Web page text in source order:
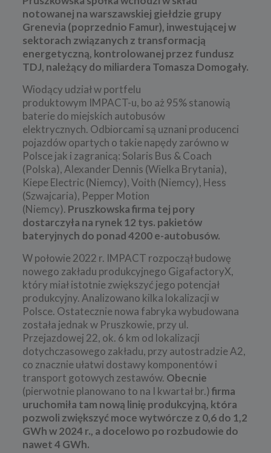
notowanej na warszawskiej giełdzie grupy
Grenevia (poprzednio Famur), inwestującej w
sektorach związanych z transformacją
energetyczną, kontrolowanej przez fundusz
TDJ, należący do miliardera Tomasza Domogały.
Wiodący udział w portfelu
produktowym IMPACT-u, bo aż 95% stanowią
baterie do miejskich autobusów
elektrycznych. Odbiorcami są uznani producenci
pojazdów opartych o takie napędy zarówno w
Polsce jak i zagranicą: Solaris Bus & Coach
(Polska), Alexander Dennis (Wielka Brytania),
Kiepe Electric (Niemcy), Voith (Niemcy), Hess
(Szwajcaria), Pepper Motion
(Niemcy). Pruszkowska firma tej pory
dostarczyła na rynek 12 tys. pakietów
bateryjnych do ponad 4200 e-autobusów.
W połowie 2022 r. IMPACT rozpoczął budowę
nowego zakładu produkcyjnego GigafactoryX,
który miał istotnie zwiększyć jego potencjał
produkcyjny. Analizowano kilka lokalizacji w
Polsce. Ostatecznie nowa fabryka wybudowana
została jednak w Pruszkowie, przy ul.
Przejazdowej 22, ok. 6 km od lokalizacji
dotychczasowego zakładu, przy autostradzie A2,
co znacznie ułatwi dostawy komponentów i
transport gotowych zestawów. Obecnie
(pierwotnie planowano to na I kwartał br.)firma
uruchomiła tam nową linię produkcyjną, która
pozwoli zwiększyć moce wytwórcze z 0,6 do 1,2
GWh w 2024 r., a docelowo po rozbudowie do
nawet 4 GWh.